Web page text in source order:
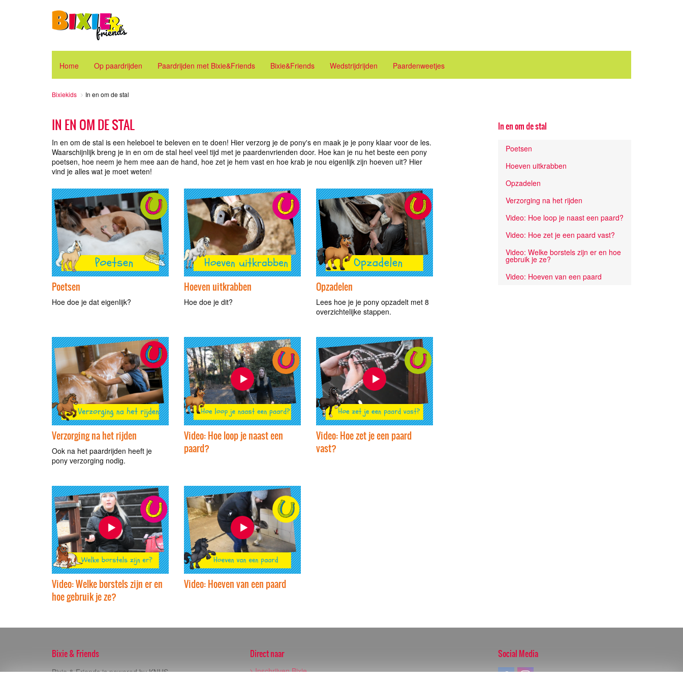
Home Op paardrijden Paardrijden met Bixie&Friends Bixie&Friends Wedstrijdrijden Paardenweetjes
Bixiekids In en om de stal
IN EN OM DE STAL
In en om de stal is een heleboel te beleven en te doen! Hier verzorg je de pony's en maak je je pony klaar voor de les.
Waarschijnlijk breng je in en om de stal heel veel tijd met je paardenvrienden door. Hoe kan je nu het beste een pony
poetsen, hoe neem je hem mee aan de hand, hoe zet je hem vast en hoe krab je nou eigenlijk zijn hoeven uit? Hier
vind je alles wat je moet weten!
Poetsen
Hoe doe je dat eigenlijk?
Hoeven uitkrabben
Hoe doe je dit?
Opzadelen
Lees hoe je je pony opzadelt met 8
overzichtelijke stappen.
Verzorging na het rijden
Ook na het paardrijden heeft je
pony verzorging nodig.
Video: Hoe loop je naast een
paard?
Video: Hoe zet je een paard
vast?
Video: Welke borstels zijn er en
hoe gebruik je ze?
Video: Hoeven van een paard
In en om de stal
Poetsen
Hoeven uitkrabben
Opzadelen
Verzorging na het rijden
Video: Hoe loop je naast een paard?
Video: Hoe zet je een paard vast?
Video: Welke borstels zijn er en hoe
gebruik je ze?
Video: Hoeven van een paard
Bixie & Friends
Bixie & Friends is powered by KNHS
Direct naar
Inschrijven Bixie
Social Media